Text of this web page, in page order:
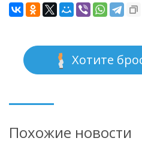
Хотите
Похожие новости